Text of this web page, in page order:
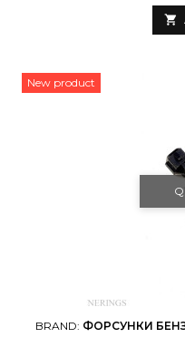

New product
BRAND: ФОРСУНКИ